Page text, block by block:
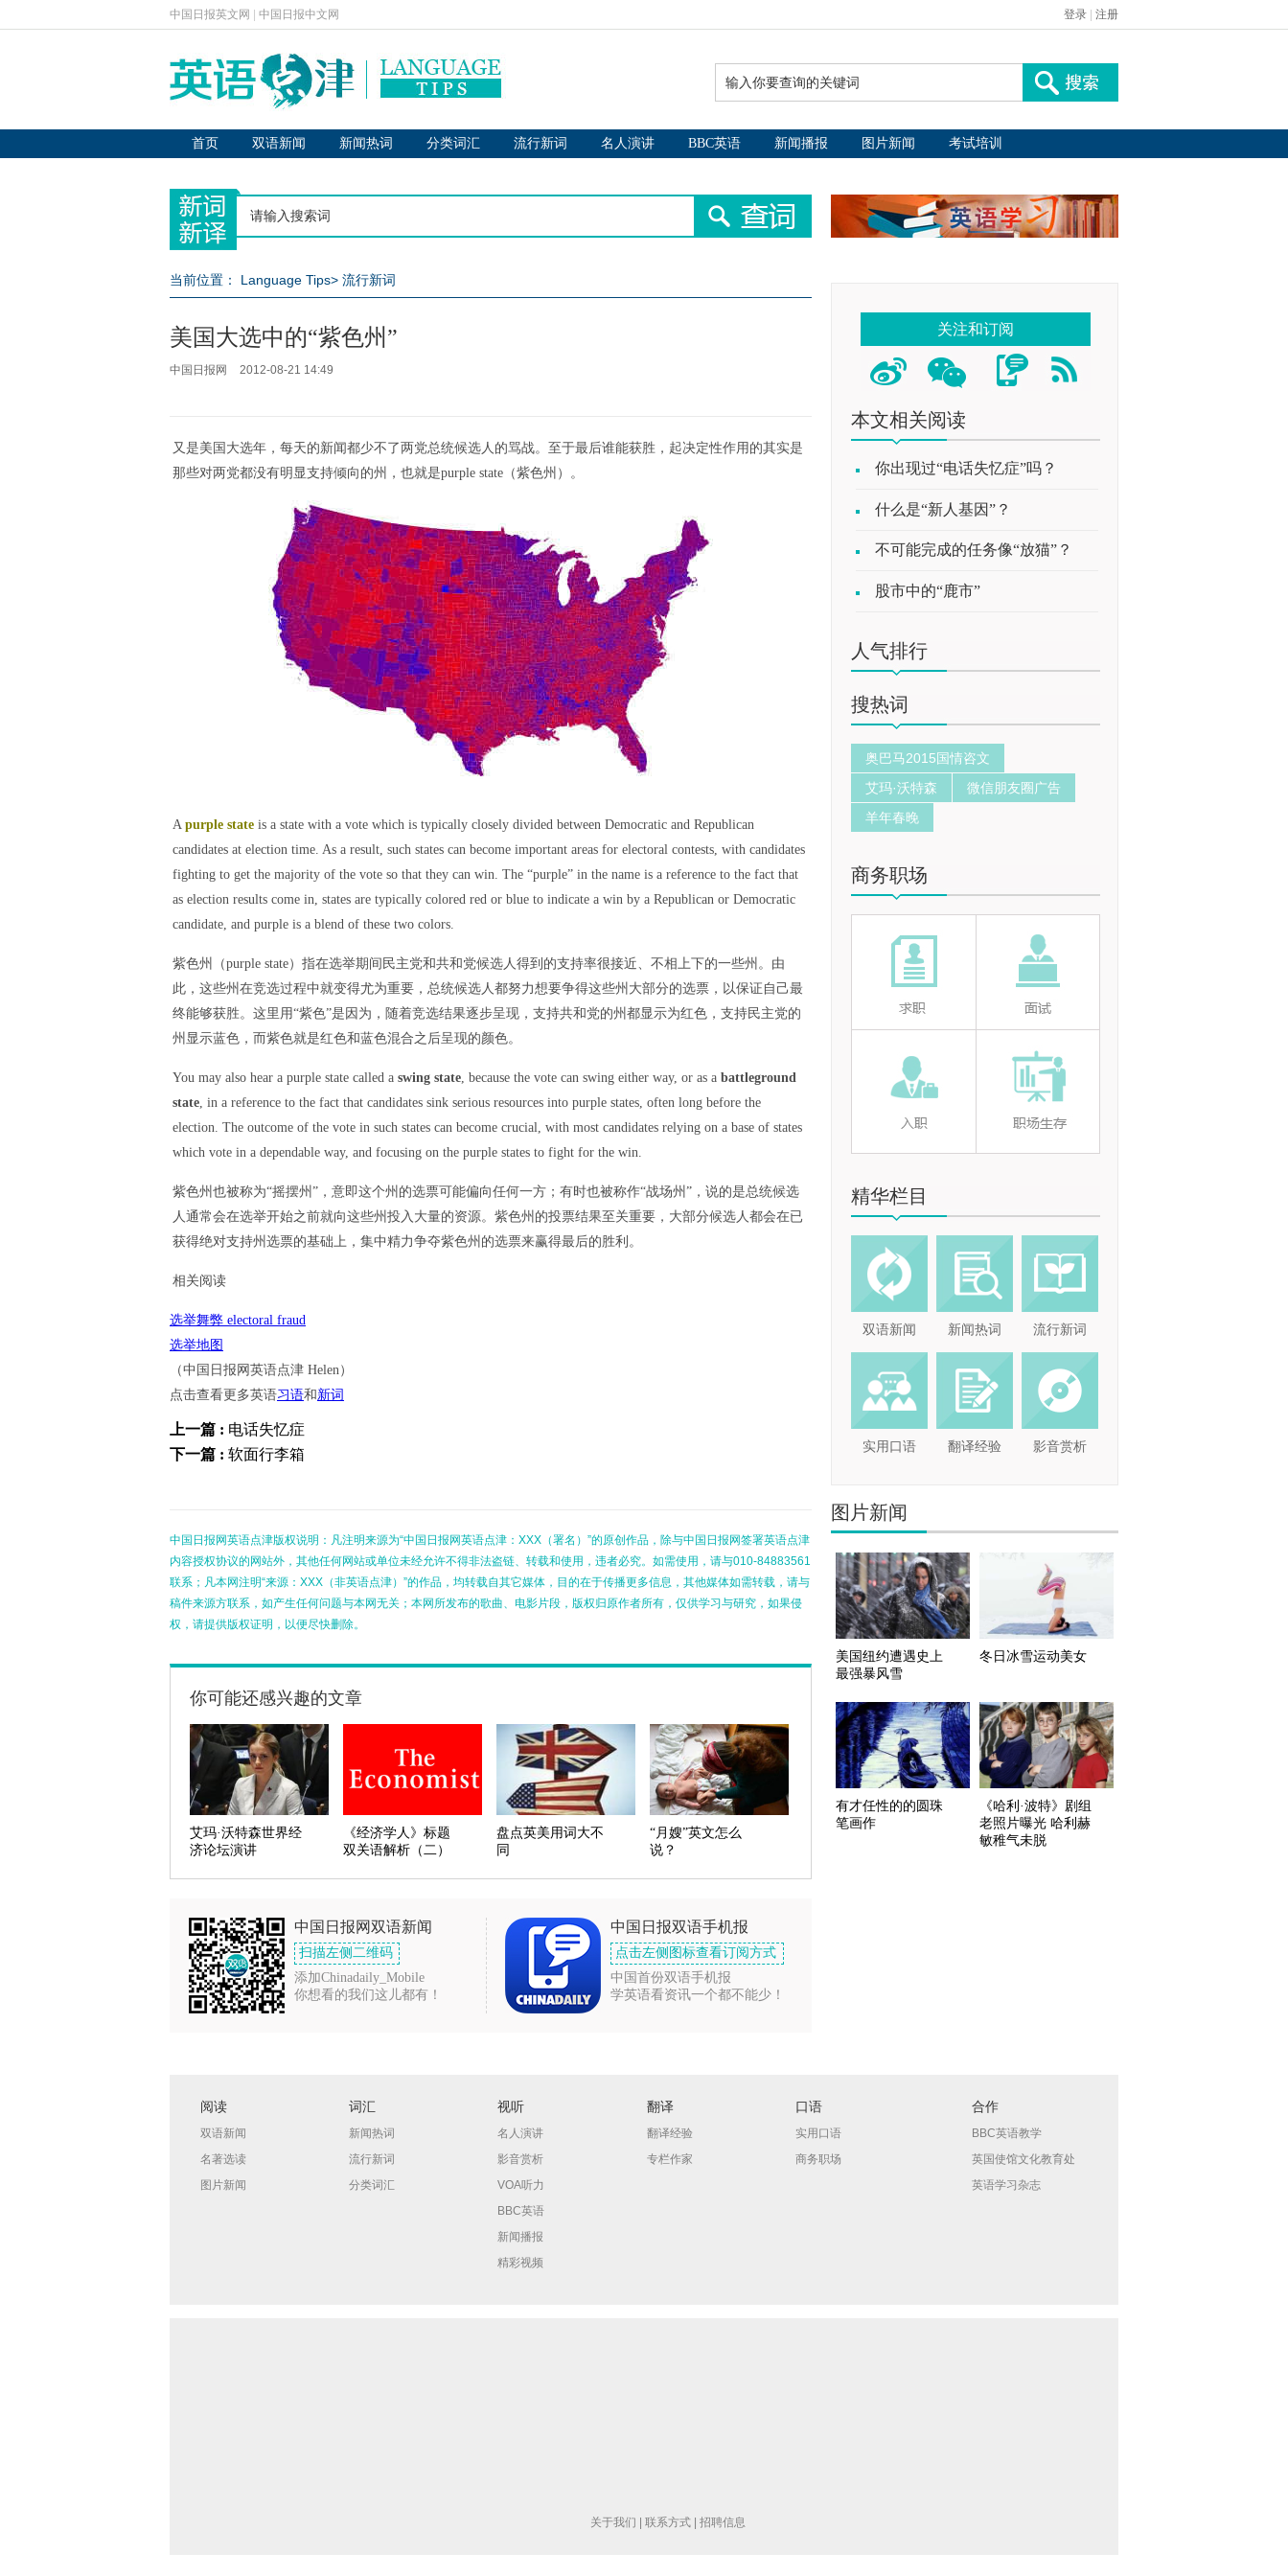
中国日报英文网 中国日报中文网 登录 注册
首页 双语新闻 新闻热词 分类词汇 流行新词 名人演讲 BBC英语 新闻播报 图片新闻 考试培训
当前位置： Language Tips> 流行新词
美国大选中的“紫色州”
中国日报网 2012-08-21 14:49
又是美国大选年，每天的新闻都少不了两党总统候选人的骂战。至于最后谁能获胜，起决定性作用的其实是
那些对两党都没有明显支持倾向的州，也就是purple state（紫色州）。
A purple state is a state with a vote which is typically closely divided between Democratic and Republican
candidates at election time. As a result, such states can become important areas for electoral contests, with candidates
fighting to get the majority of the vote so that they can win. The “purple” in the name is a reference to the fact that
as election results come in, states are typically colored red or blue to indicate a win by a Republican or Democratic
candidate, and purple is a blend of these two colors.
紫色州（purple state）指在选举期间民主党和共和党候选人得到的支持率很接近、不相上下的一些州。由
此，这些州在竞选过程中就变得尤为重要，总统候选人都努力想要争得这些州大部分的选票，以保证自己最
终能够获胜。这里用“紫色”是因为，随着竞选结果逐步呈现，支持共和党的州都显示为红色，支持民主党的
州显示蓝色，而紫色就是红色和蓝色混合之后呈现的颜色。
You may also hear a purple state called a swing state, because the vote can swing either way, or as a battleground
state, in a reference to the fact that candidates sink serious resources into purple states, often long before the
election. The outcome of the vote in such states can become crucial, with most candidates relying on a base of states
which vote in a dependable way, and focusing on the purple states to fight for the win.
紫色州也被称为“摇摆州”，意即这个州的选票可能偏向任何一方；有时也被称作“战场州”，说的是总统候选
人通常会在选举开始之前就向这些州投入大量的资源。紫色州的投票结果至关重要，大部分候选人都会在已
获得绝对支持州选票的基础上，集中精力争夺紫色州的选票来赢得最后的胜利。
相关阅读
选举舞弊 electoral fraud
选举地图
（中国日报网英语点津 Helen）
点击查看更多英语习语和 新词
上一篇 : 电话失忆症
下一篇 : 软面行李箱
中国日报网英语点津版权说明：凡注明来源为“中国日报网英语点津：XXX（署名）”的原创作品，除与中国日报网签署英语点津
内容授权协议的网站外，其他任何网站或单位未经允许不得非法盗链、转载和使用，违者必究。如需使用，请与010-84883561
联系；凡本网注明“来源：XXX（非英语点津）”的作品，均转载自其它媒体，目的在于传播更多信息，其他媒体如需转载，请与
稿件来源方联系，如产生任何问题与本网无关；本网所发布的歌曲、电影片段，版权归原作者所有，仅供学习与研究，如果侵
权，请提供版权证明，以便尽快删除。
你可能还感兴趣的文章
艾玛·沃特森世界经
济论坛演讲
《经济学人》标题
双关语解析（二）
盘点英美用词大不
同
“月嫂”英文怎么
说？
中国日报网双语新闻
扫描左侧二维码
添加Chinadaily_Mobile
你想看的我们这儿都有！
中国日报双语手机报
点击左侧图标查看订阅方式
中国首份双语手机报
学英语看资讯一个都不能少！
关注和订阅
本文相关阅读
你出现过“电话失忆症”吗？
什么是“新人基因”？
不可能完成的任务像“放猫”？
股市中的“鹿市”
人气排行
搜热词
奥巴马2015国情咨文
艾玛·沃特森
微信朋友圈广告
羊年春晚
商务职场
精华栏目
双语新闻 新闻热词 流行新词
实用口语 翻译经验 影音赏析
图片新闻
美国纽约遭遇史上
最强暴风雪
冬日冰雪运动美女
有才任性的的圆珠
笔画作
《哈利·波特》剧组
老照片曝光 哈利赫
敏稚气未脱
阅读
双语新闻
名著选读
图片新闻
词汇
新闻热词
流行新词
分类词汇
视听
名人演讲
影音赏析
VOA听力
BBC英语
新闻播报
精彩视频
翻译
翻译经验
专栏作家
口语
实用口语
商务职场
合作
BBC英语教学
英国使馆文化教育处
英语学习杂志
关于我们 联系方式 招聘信息